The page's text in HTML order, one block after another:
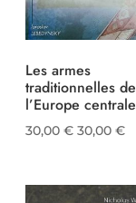
Les armes
traditionnelles de
l’Europe centrale
30,00 € 30,00 €